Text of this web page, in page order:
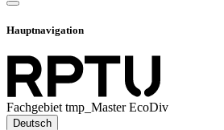
Hauptnavigation
Fachgebiet tmp_Master EcoDiv
Deutsch